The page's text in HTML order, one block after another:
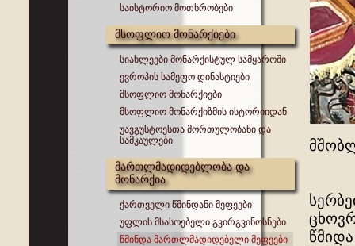
საისტორიო მოთხრობები
მსოფლიო მონარქიები
სიახლეები მონარქისტულ სამყაროში
ევროპის სამეფო დინასტიები
მსოფლიო მონარქიები
მსოფლიო მონარქიზმის ისტორიიდან
უავგუსტოესთა მორთულობანი და
სამკაულები
მართლმადიდებლობა და
მონარქია
ქართველი წმინდანი მეფეები
უფლის მსასოებელი გვირგვინოსნები
წმინდა მართლმადიდებელი მეფეები